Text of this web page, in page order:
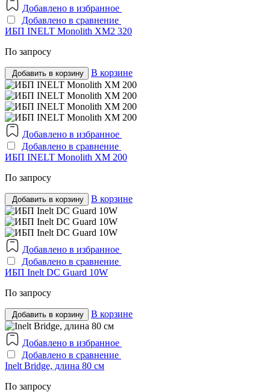
Добавлено в избранное
Добавлено в сравнение
ИБП INELT Monolith XM2 320
По запросу
Добавить в корзину В корзине
Добавлено в избранное
Добавлено в сравнение
ИБП INELT Monolith ХM 200
По запросу
Добавить в корзину В корзине
Добавлено в избранное
Добавлено в сравнение
ИБП Inelt DC Guard 10W
По запросу
Добавить в корзину В корзине
Добавлено в избранное
Добавлено в сравнение
Inelt Bridge, длина 80 см
По запросу